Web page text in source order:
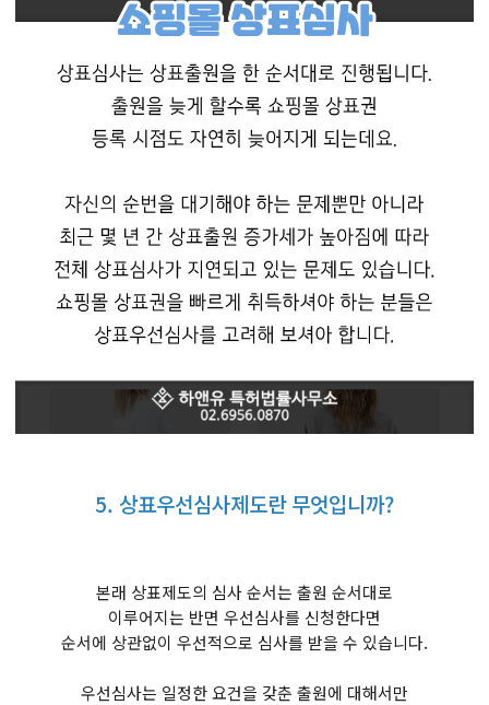
5. 상표우선심사제도란 무엇입니까?
본래 상표제도의 심사 순서는 출원 순서대로
이루어지는 반면 우선심사를 신청한다면
순서에 상관없이 우선적으로 심사를 받을 수 있습니다.
우선심사는 일정한 요건을 갖춘 출원에 대해서만